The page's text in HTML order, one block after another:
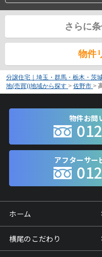
さらに
物件
分譲住宅｜埼玉・群馬・栃木・茨
地(売買))地域から探す > 佐野市 >
物件お問
アフターサー
ホーム
横尾のこだわり